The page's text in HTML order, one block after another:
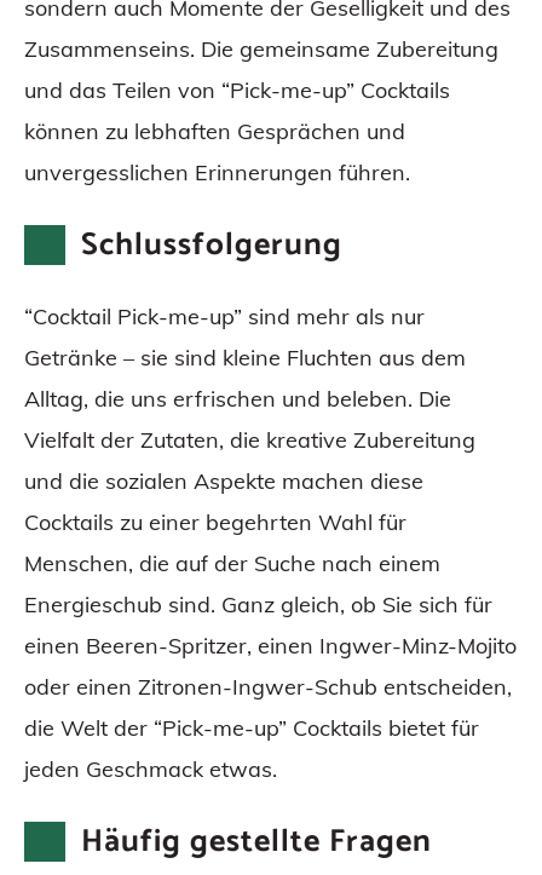
sondern auch Momente der Geselligkeit und des
Zusammenseins. Die gemeinsame Zubereitung
und das Teilen von “Pick-me-up” Cocktails
können zu lebhaften Gesprächen und
unvergesslichen Erinnerungen führen.
Schlussfolgerung
“Cocktail Pick-me-up” sind mehr als nur
Getränke – sie sind kleine Fluchten aus dem
Alltag, die uns erfrischen und beleben. Die
Vielfalt der Zutaten, die kreative Zubereitung
und die sozialen Aspekte machen diese
Cocktails zu einer begehrten Wahl für
Menschen, die auf der Suche nach einem
Energieschub sind. Ganz gleich, ob Sie sich für
einen Beeren-Spritzer, einen Ingwer-Minz-Mojito
oder einen Zitronen-Ingwer-Schub entscheiden,
die Welt der “Pick-me-up” Cocktails bietet für
jeden Geschmack etwas.
Häufig gestellte Fragen